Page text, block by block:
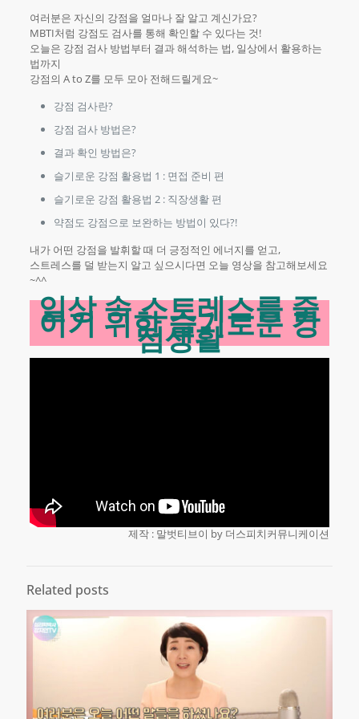
여러분은 자신의 강점을 얼마나 잘 알고 계신가요?
MBTI처럼 강점도 검사를 통해 확인할 수 있다는 것!
오늘은 강점 검사 방법부터 결과 해석하는 법, 일상에서 활용하는
법까지
강점의 A to Z를 모두 모아 전해드릴게요~
강점 검사란?
강점 검사 방법은?
결과 확인 방법은?
슬기로운 강점 활용법 1 : 면접 준비 편
슬기로운 강점 활용법 2 : 직장생활 편
약점도 강점으로 보완하는 방법이 있다?!
내가 어떤 강점을 발휘할 때 더 긍정적인 에너지를 얻고,
스트레스를 덜 받는지 알고 싶으시다면 오늘 영상을 참고해보세요
~^^
일상 속 스트레스를 줄
이기 위한 슬기로운 강
점생활
제작 : 말벗티브이 by 더스피치커뮤니케이션
Related posts